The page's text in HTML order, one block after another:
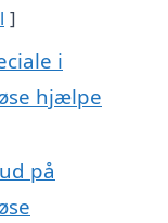
i
hjælpe
på